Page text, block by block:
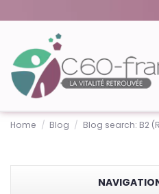
Home Blog Blog search: B2